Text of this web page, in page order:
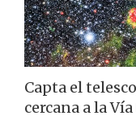
Capta el
cercana a la